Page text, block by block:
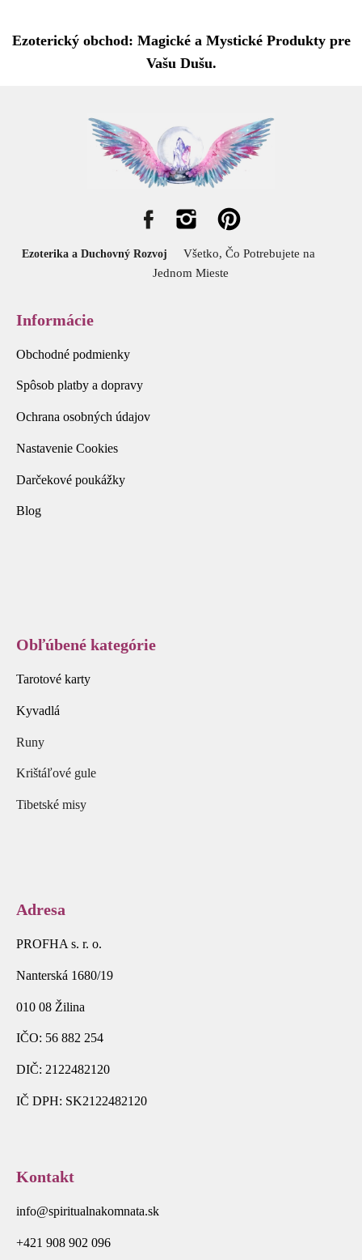
Ezoterický obchod: Magické a Mystické Produkty pre
Vašu Dušu.
Ezoterika a Duchovný Rozvoj
Všetko, Čo Potrebujete na
Jednom Mieste
Informácie
Obchodné podmienky
Spôsob platby a dopravy
Ochrana osobných údajov
Nastavenie Cookies
Darčekové poukážky
Blog
Obľúbené kategórie
Tarotové karty
Kyvadlá
Runy
Krištáľové gule
Tibetské misy
Adresa
PROFHA s. r. o.
Nanterská 1680/19
010 08 Žilina
IČO: 56 882 254
DIČ: 2122482120
IČ DPH: SK2122482120
Kontakt
info@spiritualnakomnata.sk
+421 908 902 096